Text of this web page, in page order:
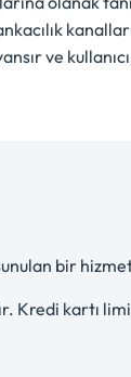
ve
sunulan bir
Kredi kartı